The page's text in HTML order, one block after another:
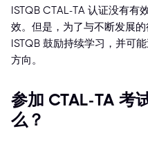
ISTQB CTAL-TA 认证没有有
效。但是，为了与不断发展
ISTQB 鼓励持续学习，并可
方向。
参加 CTAL-TA 考
么？